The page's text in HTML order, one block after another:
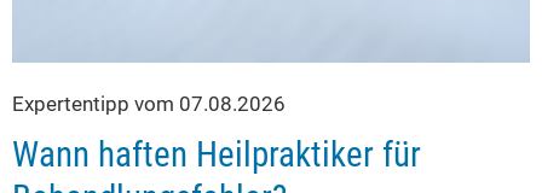
Expertentipp vom 07.08.2026
Wann haften Heilpraktiker für